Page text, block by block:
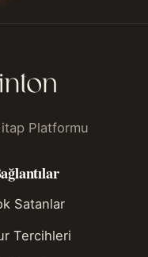
Platformu
Satanlar
Tercihleri